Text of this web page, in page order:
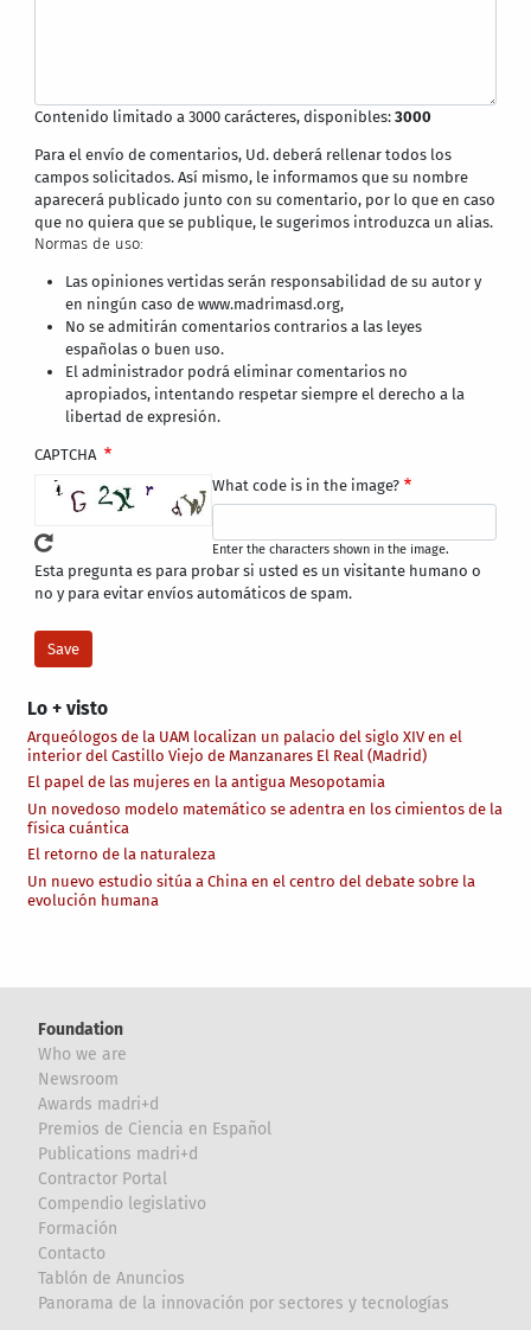
Lo + visto
Arqueólogos de la UAM localizan un palacio del siglo XIV en el
interior del Castillo Viejo de Manzanares El Real (Madrid)
El papel de las mujeres en la antigua Mesopotamia
Un novedoso modelo matemático se adentra en los cimientos de la
física cuántica
El retorno de la naturaleza
Un nuevo estudio sitúa a China en el centro del debate sobre la
evolución humana
Contenido limitado a 3000 carácteres, disponibles:3000
Para el envío de comentarios, Ud. deberá rellenar todos los
campos solicitados. Así mismo, le informamos que su nombre
aparecerá publicado junto con su comentario, por lo que en caso
que no quiera que se publique, le sugerimos introduzca un alias.
Normas de uso:
Las opiniones vertidas serán responsabilidad de su autor y
en ningún caso de www.madrimasd.org,
No se admitirán comentarios contrarios a las leyes
españolas o buen uso.
El administrador podrá eliminar comentarios no
apropiados, intentando respetar siempre el derecho a la
libertad de expresión.
CAPTCHA
What code is in the image?
Enter the characters shown in the image.
Esta pregunta es para probar si usted es un visitante humano o
no y para evitar envíos automáticos de spam.
Foundation
Who we are
Newsroom
Awards madri+d
Premios de Ciencia en Español
Publications madri+d
Contractor Portal
Compendio legislativo
Formación
Contacto
Tablón de Anuncios
Panorama de la innovación por sectores y tecnologías